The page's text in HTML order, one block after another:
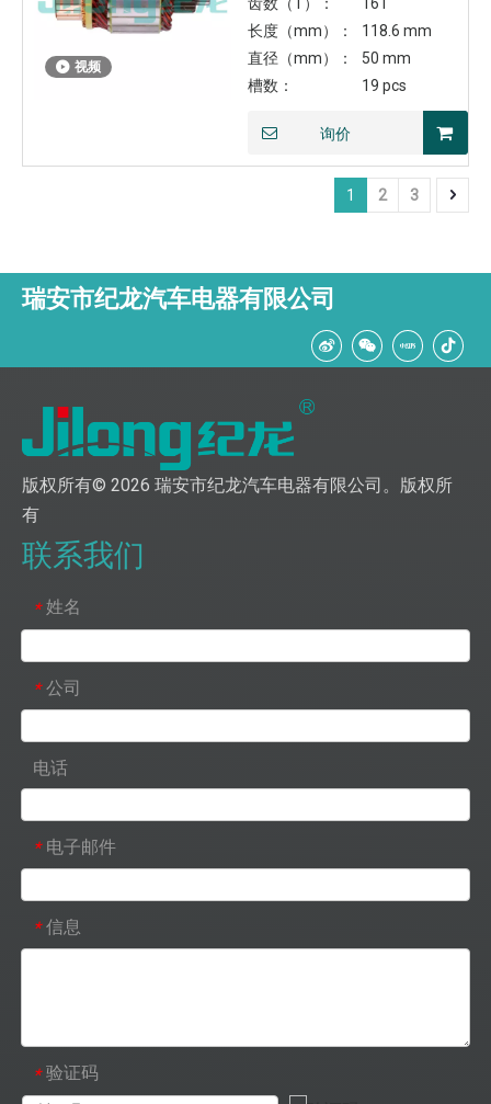
视频
长度（mm）：
118.6 mm
直径（mm）：
50 mm
槽数：
19 pcs
询价
1 2 3
瑞安市纪龙汽车电器有限公司
版权所有© 2026 瑞安市纪龙汽车电器有限公司。版权所
有
联系我们
* 姓名
* 公司
电话
* 电子邮件
* 信息
* 验证码